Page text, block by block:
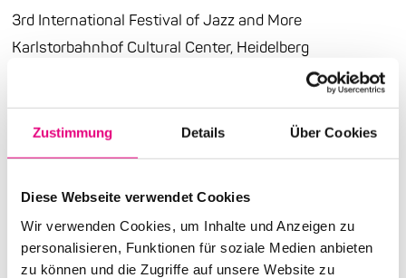
Zustimmung Details Über Cookies
Diese Webseite verwendet Cookies
Wir verwenden Cookies, um Inhalte und Anzeigen zu
personalisieren, Funktionen für soziale Medien anbieten
zu können und die Zugriffe auf unsere Website zu
3rd International Festival of Jazz and More
Karlstorbahnhof Cultural Center, Heidelberg
Start:november
, 2001 – 8:00 p.m.
Doors open:november7, 2001 – 7:00 p.m.
End:november7, 2001 – 10:00 p.m.
Cast:
Jens Thomas: piano, vocals